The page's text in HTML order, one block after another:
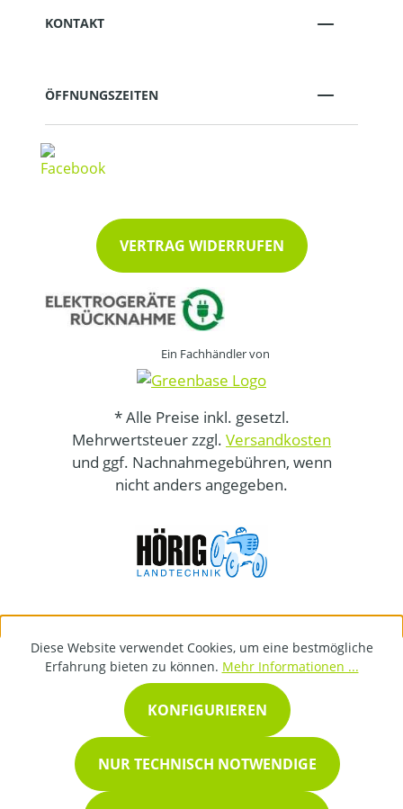
KONTAKT
ÖFFNUNGSZEITEN
VERTRAG WIDERRUFEN
Ein Fachhändler von
* Alle Preise inkl. gesetzl.
Mehrwertsteuer zzgl. Versandkosten
und ggf. Nachnahmegebühren, wenn
nicht anders angegeben.
Diese Website verwendet Cookies, um eine bestmögliche
Erfahrung bieten zu können. Mehr Informationen ...
NUR TECHNISCH NOTWENDIGE
KONFIGURIEREN